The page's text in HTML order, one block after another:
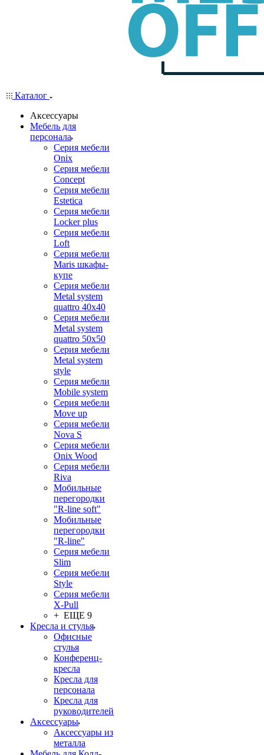
Каталог
Аксессуары
Мебель для
персонала
Серия мебели
Onix
Серия мебели
Concept
Серия мебели
Estetica
Серия мебели
Locker plus
Серия мебели
Loft
Серия мебели
Maris шкафы-
купе
Серия мебели
Metal system
quattro 40x40
Серия мебели
Metal system
quattro 50x50
Серия мебели
Metal system
style
Серия мебели
Mobile system
Серия мебели
Move up
Серия мебели
Nova S
Серия мебели
Onix Wood
Серия мебели
Riva
Мобильные
перегородки
"R-line soft"
Мобильные
перегородки
"R-line"
Серия мебели
Slim
Серия мебели
Style
Серия мебели
X-Pull
+ ЕЩЕ 9
Кресла и стулья
Офисные
стулья
Конференц-
кресла
Кресла для
персонала
Кресла для
руководителей
Аксессуары
Аксессуары из
металла